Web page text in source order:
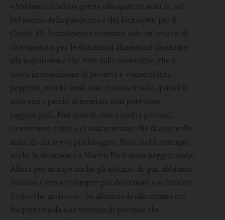
«Abbiamo fondato questa olla quattro anni fa, nel
bel mezzo della pandemia e dei lockdown per il
Covid-19. Inizialmente eravamo solo un centro di
ricevimento per le donazioni alimentari destinate
alla popolazione che vive sulle montagne, che si
trova in condizioni di povertà e vulnerabilità
peggiori, perché lassù non ci sono strade, quindi le
auto con i pacchi alimentari non potevano
raggiungerli. Noi quindi, con i nostri giovani,
ricevevamo tutto e ci assicuravamo che finisse nelle
mani di chi aveva più bisogno. Però, nel frattempo,
anche la situazione a Nuevo Perù stava peggiorando.
Allora per aiutare anche gli abitanti di qui, abbiamo
iniziato a cercare sempre più donazioni e a cucinare
il cibo che arrivava». Se all’inizio la olla común era
frequentata da una ventina di persone che